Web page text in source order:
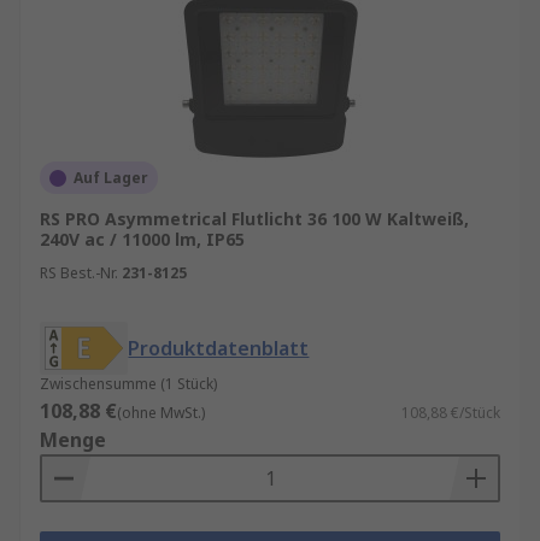
oder Kaltweiß (6000–6500 K) für
Arbeitsbereiche, Warmweiß für private
Anwendungen.
Abstrahlwinkel:
Breit für Flächen, enger
für gezielte Ausleuchtung.
Schutzart:
mindestens IP65.
Montage:Wand-, Decken-, Mast- oder
Bodenmontage.
zusätzliche Industrie-Standards.
Eine sorgfältige Auswahl stellt sicher, dass der
Flutlichtstrahler optimal zur jeweiligen
Anwendung passt.
Auf Lager
RS PRO Asymmetrical Flutlicht 36 100 W Kaltweiß,
240V ac / 11000 lm, IP65
RS Best.-Nr. 231-8125
Produktdatenblatt
Zwischensumme (1 Stück)
108,88 €(ohne MwSt.) 108,88 €/Stück
Menge